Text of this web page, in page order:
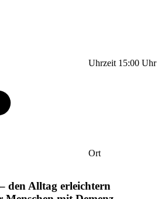
Uhrzeit 15:00 Uhr
Ort
den Alltag erleichtern